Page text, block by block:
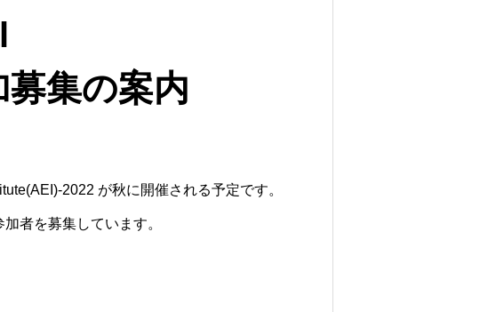
集の案内
2022 が秋に開催される予定です。
者を募集しています。